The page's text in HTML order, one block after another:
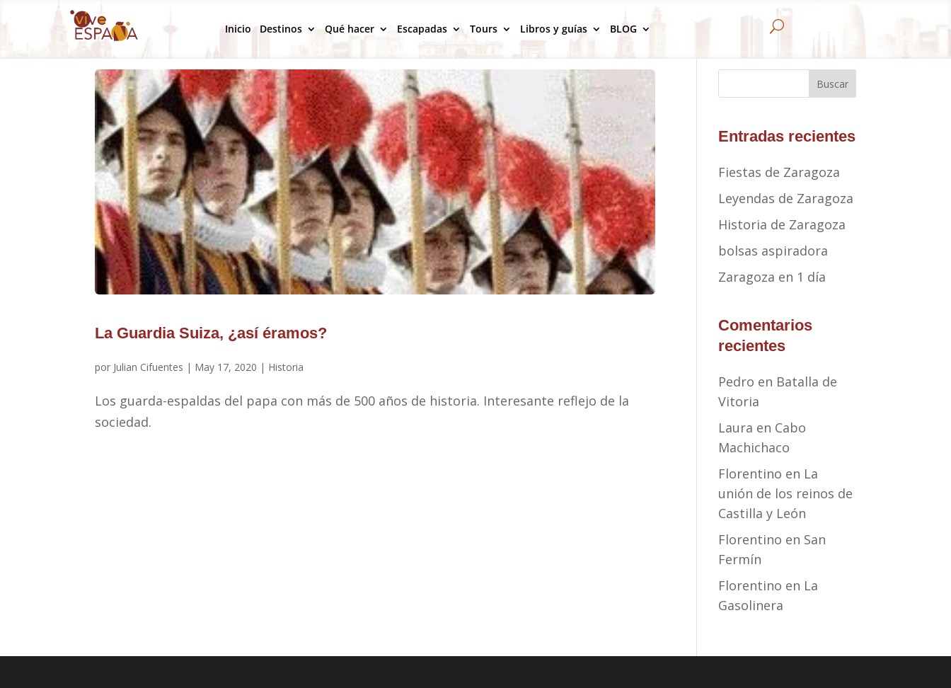
Inicio Destinos Qué hacer Escapadas Tours Libros y guías BLOG U
La Guardia Suiza, ¿así éramos?
por Julian Cifuentes | May 17, 2020 | Historia
Los guarda-espaldas del papa con más de 500 años de historia. Interesante reflejo de la
sociedad.
Buscar
Entradas recientes
Fiestas de Zaragoza
Leyendas de Zaragoza
Historia de Zaragoza
bolsas aspiradora
Zaragoza en 1 día
Comentarios
recientes
Pedro en Batalla de
Vitoria
Laura en Cabo
Machichaco
Florentino en La
unión de los reinos de
Castilla y León
Florentino en San
Fermín
Florentino en La
Gasolinera